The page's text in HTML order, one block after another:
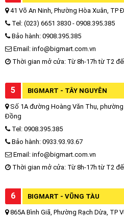
41 Võ An Ninh, Phường Hòa Xuân, TP
Tel: (023) 6651 3830 - 0908.395.385
Bảo hành: 0908.395.385
Email: info@bigmart.com.vn
Thời gian mở cửa: Từ 8h-17h từ T2
5 BIGMART - TÂY NGUYÊN
Số 1A đường Hoàng Văn Thụ,
Đồng
Tel: 0908.395.385
Bảo hành: 0933.93.93.67
Email: info@bigmart.com.vn
Thời gian mở cửa: Từ 8h-17h từ T2
6 BIGMART - VŨNG TÀU
865A Bình Giã, Phường Rạch Dừa, TP